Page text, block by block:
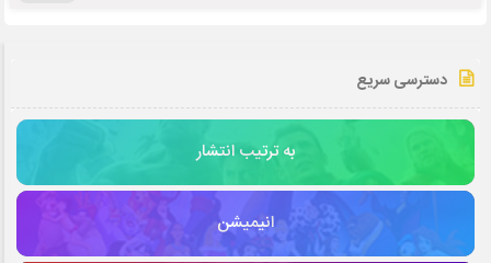
دسترسی سریع
به ترتیب انتشار
انیمیشن